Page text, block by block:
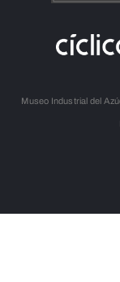
Museo Industrial del